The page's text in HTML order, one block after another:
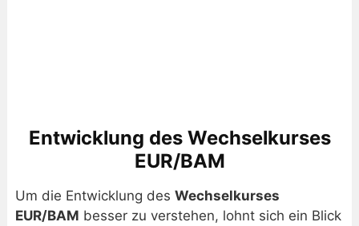
Entwicklung des Wechselkurses
EUR/BAM
Um die Entwicklung des Wechselkurses
EUR/BAM besser zu verstehen, lohnt sich ein Blick